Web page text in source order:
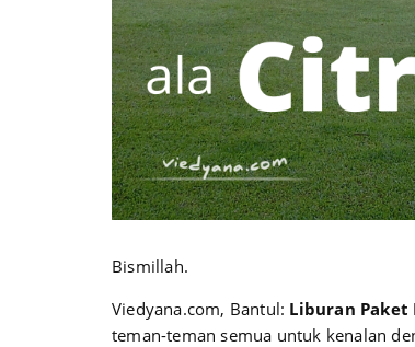
Bismillah.
Viedyana.com, Bantul: Liburan
teman-teman semua untuk kenalan